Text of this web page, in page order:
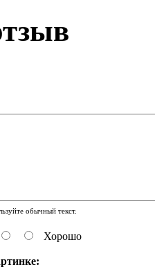
обычный текст.
Хорошо